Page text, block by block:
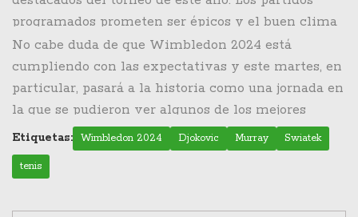
programados prometen ser épicos y el buen clima
asegurará una jornada de tenis memorable. Tanto
los jugadores como los aficionados están listos para
vivir un día lleno de emoción, talento y grandes
momentos en la catedral del tenis.
No cabe duda de que Wimbledon 2024 está
cumpliendo con las expectativas y este martes, en
particular, pasará a la historia como una jornada en
la que se pudieron ver algunos de los mejores
enfrentamientos del torneo.
Etiquetas: Wimbledon 2024 Djokovic Murray Swiatek
tenis